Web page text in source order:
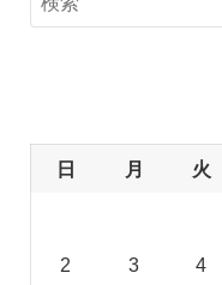
日 月 火
2 3 4